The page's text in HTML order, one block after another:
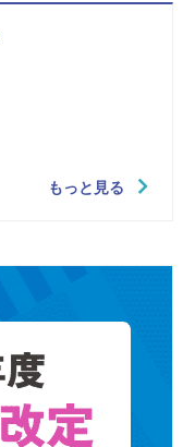
もっと見る